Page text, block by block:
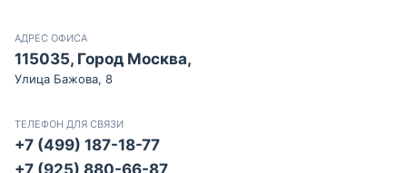
АДРЕС ОФИСА
115035, Город Москва,
Улица Бажова, 8
ТЕЛЕФОН ДЛЯ СВЯЗИ
+7 (499) 187-18-77
+7 (925) 880-66-87